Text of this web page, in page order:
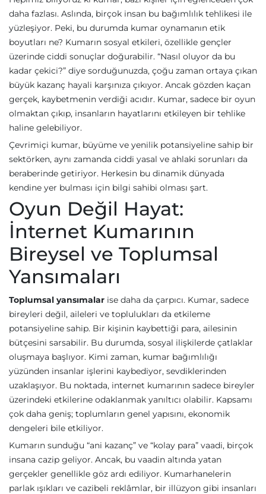
daha fazlası. Aslında, birçok insan bu bağımlılık tehlikesi ile
yüzleşiyor. Peki, bu durumda kumar oynamanın etik
boyutları ne? Kumarın sosyal etkileri, özellikle gençler
üzerinde ciddi sonuçlar doğurabilir. “Nasıl oluyor da bu
kadar çekici?” diye sorduğunuzda, çoğu zaman ortaya çıkan
büyük kazanç hayali karşınıza çıkıyor. Ancak gözden kaçan
gerçek, kaybetmenin verdiği acıdır. Kumar, sadece bir oyun
olmaktan çıkıp, insanların hayatlarını etkileyen bir tehlike
haline gelebiliyor.
Çevrimiçi kumar, büyüme ve yenilik potansiyeline sahip bir
sektörken, aynı zamanda ciddi yasal ve ahlaki sorunları da
beraberinde getiriyor. Herkesin bu dinamik dünyada
kendine yer bulması için bilgi sahibi olması şart.
Oyun Değil Hayat:
İnternet Kumarının
Bireysel ve Toplumsal
Yansımaları
Toplumsal yansımalar ise daha da çarpıcı. Kumar, sadece
bireyleri değil, aileleri ve toplulukları da etkileme
potansiyeline sahip. Bir kişinin kaybettiği para, ailesinin
bütçesini sarsabilir. Bu durumda, sosyal ilişkilerde çatlaklar
oluşmaya başlıyor. Kimi zaman, kumar bağımlılığı
yüzünden insanlar işlerini kaybediyor, sevdiklerinden
uzaklaşıyor. Bu noktada, internet kumarının sadece bireyler
üzerindeki etkilerine odaklanmak yanıltıcı olabilir. Kapsamı
çok daha geniş; toplumların genel yapısını, ekonomik
dengeleri bile etkiliyor.
Kumarın sunduğu “ani kazanç” ve “kolay para” vaadi, birçok
insana cazip geliyor. Ancak, bu vaadin altında yatan
gerçekler genellikle göz ardı ediliyor. Kumarhanelerin
parlak ışıkları ve cazibeli reklâmlar, bir illüzyon gibi insanları